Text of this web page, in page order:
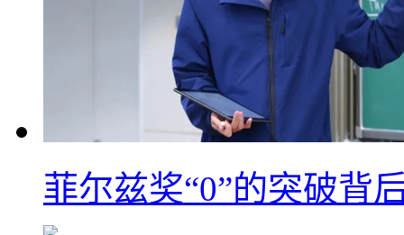
菲尔兹奖“0”的突破背